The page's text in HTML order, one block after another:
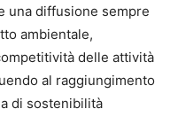
una diffusione sempre
ambientale,
delle attività
al raggiungimento
di sostenibilità